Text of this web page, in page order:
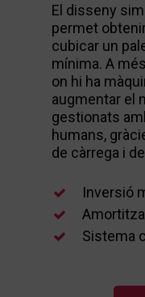
El disseny
permet
cubicar un
mínima. A
on hi ha
augmentar el
gestionats
humans,
de càrrega i
Inversió
Sistema